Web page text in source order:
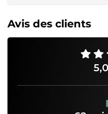
Avis des clients
5,0